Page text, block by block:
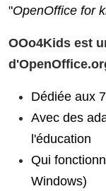
"OpenOffice for
OOo4Kids est
Dédiée aux
Avec des
l'éducation
Qui
Windows)